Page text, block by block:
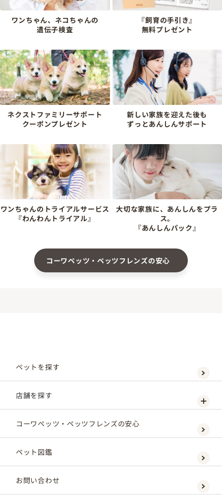
ワンちゃん、ネコちゃんの
遺伝子検査
『飼育の手引き』
無料プレゼント
ネクストファミリーサポート
クーポンプレゼント
新しい家族を迎えた後も
ずっとあんしんサポート
ワンちゃんのトライアルサービス
『わんわんトライアル』
大切な家族に、あんしんをプラ
ス。
『あんしんパック』
コーワペッツ・ペッツフレンズの安心
ペットを探す
店舗を探す
コーワペッツ・ペッツフレンズの安心
ペット図鑑
お問い合わせ